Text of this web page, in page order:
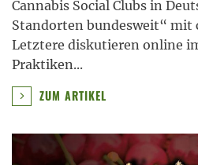
Cannabis Social Clubs in
Standorten bundesweit“ mit
Letztere diskutieren online
Praktiken...
ZUM ARTIKEL